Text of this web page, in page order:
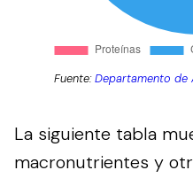
Fuente:Departamento de
La siguiente tabla
macronutrientes y